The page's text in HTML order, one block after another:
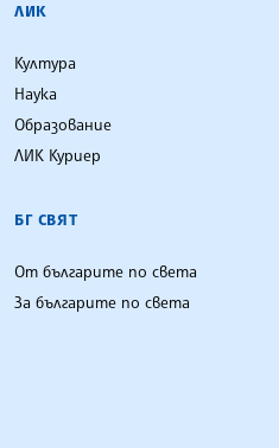
ЛИК
Култура
Наука
Образование
ЛИК Куриер
БГ СВЯТ
От българите по света
За българите по света